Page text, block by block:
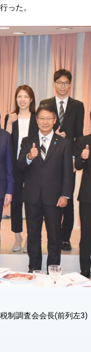
Act
cooperation
った。
制調査会会長(前列左3)